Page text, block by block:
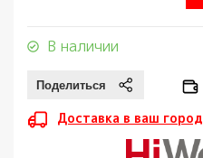
В наличии
Доставка в ваш город